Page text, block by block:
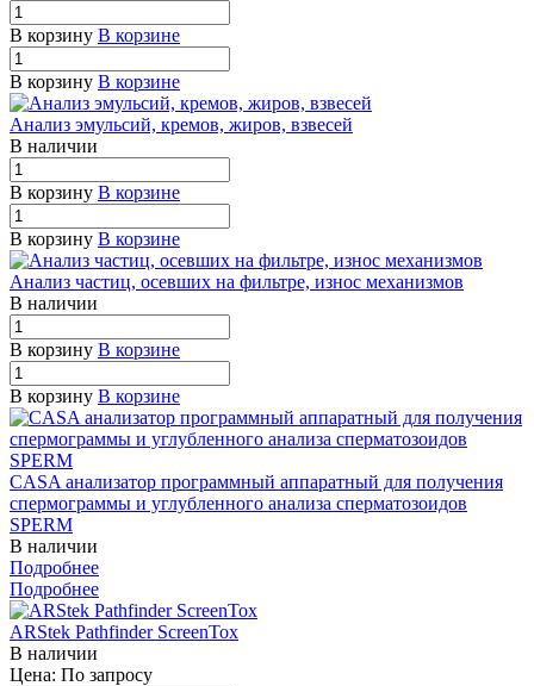
В корзину В корзине
В корзину В корзине
Анализ эмульсий, кремов, жиров, взвесей
В наличии
В корзину В корзине
В корзину В корзине
Анализ частиц, осевших на фильтре, износ механизмов
В наличии
В корзину В корзине
В корзину В корзине
CASA анализатор программный аппаратный для получения
спермограммы и углубленного анализа сперматозоидов
SPERM
В наличии
Подробнее
Подробнее
ARStek Pathfinder ScreenTox
В наличии
Цена: По запросу